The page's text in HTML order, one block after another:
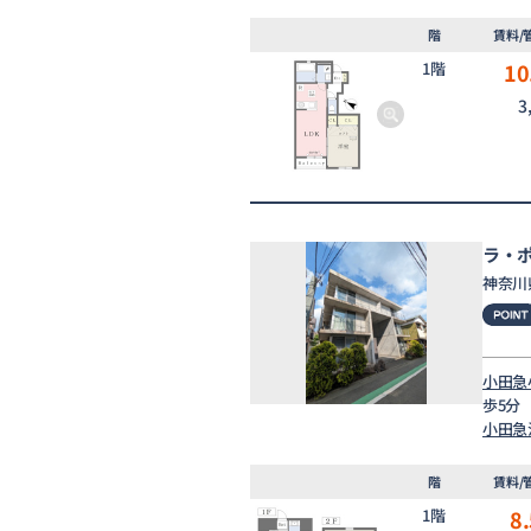
階 賃料/
1階
ラ・
神奈川
小田
歩5分
小田
階 賃料/
1階